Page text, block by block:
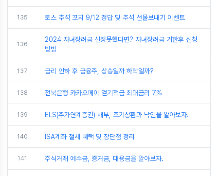
135 토스 추석 꼬치 9/12 정답 및 추석 선물보내기 이벤트
136
2024 자녀장려금 신청못했다면? 자녀장려금 기한후 신청
방법
137 금리 인하 후 금융주, 상승일까 하락일까?
138 전북은행 카카오페이 걷기적금 최대금리 7%
139 ELS(주가연계증권) 해부, 조기상환과 낙인을 알아보자.
140 ISA계좌 절세 혜택 및 장단점 정리
141 주식거래 예수금, 증거금, 대용금을 알아보자.